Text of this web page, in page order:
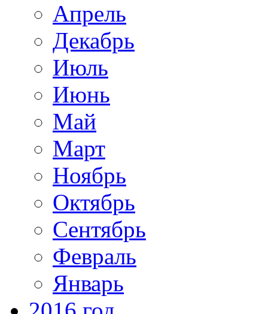
Апрель
Декабрь
Июль
Июнь
Май
Март
Ноябрь
Октябрь
Сентябрь
Февраль
Январь